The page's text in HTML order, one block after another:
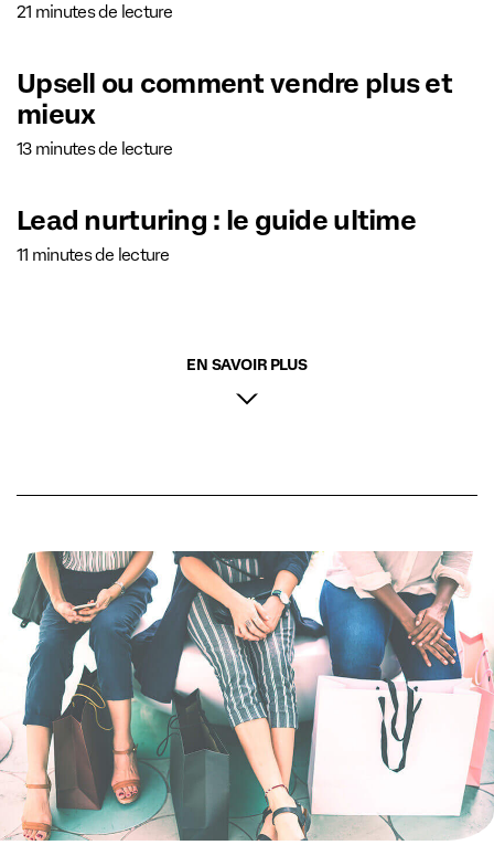
21 minutes de lecture
Upsell ou comment vendre plus et
mieux
13 minutes de lecture
Lead nurturing : le guide ultime
11 minutes de lecture
EN SAVOIR PLUS